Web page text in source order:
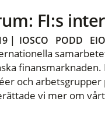
FI:s
| IOSCO PODD
och arbetsgrupper
vi mer om